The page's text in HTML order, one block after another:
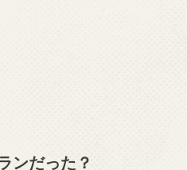
ンだった？